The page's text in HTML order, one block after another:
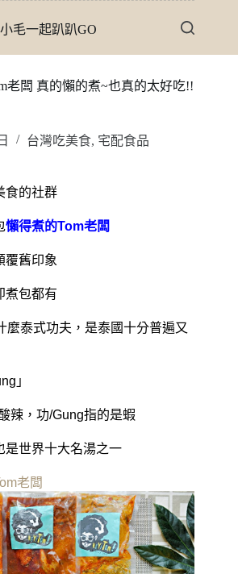
毛一起趴趴GO
老闆 真的懶的煮~也真的太好吃!!
台灣吃美食, 宅配食品
食的社群
懶得煮的Tom老闆
覆舊印象
煮包都有
麼泰式功夫，是泰國十分普遍又
」
辣，功/Gung指的是蝦
是世界十大名湯之一
老闆